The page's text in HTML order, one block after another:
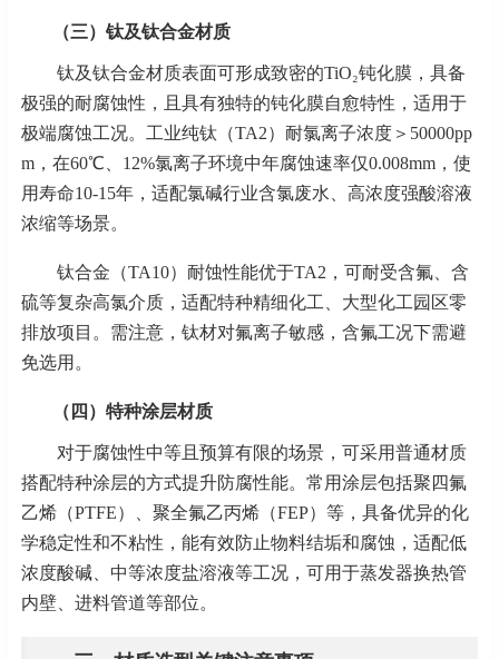
（三）钛及钛合金材质
钛及钛合金材质表面可形成致密的TiO₂钝化膜，具备
极强的耐腐蚀性，且具有独特的钝化膜自愈特性，适用于
极端腐蚀工况。工业纯钛（TA2）耐氯离子浓度＞50000pp
m，在60℃、12%氯离子环境中年腐蚀速率仅0.008mm，使
用寿命10-15年，适配氯碱行业含氯废水、高浓度强酸溶液
浓缩等场景。
钛合金（TA10）耐蚀性能优于TA2，可耐受含氟、含
硫等复杂高氯介质，适配特种精细化工、大型化工园区零
排放项目。需注意，钛材对氟离子敏感，含氟工况下需避
免选用。
（四）特种涂层材质
对于腐蚀性中等且预算有限的场景，可采用普通材质
搭配特种涂层的方式提升防腐性能。常用涂层包括聚四氟
乙烯（PTFE）、聚全氟乙丙烯（FEP）等，具备优异的化
学稳定性和不粘性，能有效防止物料结垢和腐蚀，适配低
浓度酸碱、中等浓度盐溶液等工况，可用于蒸发器换热管
内壁、进料管道等部位。